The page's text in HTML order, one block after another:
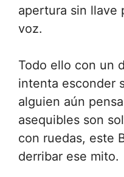
apertura sin llave
voz.
Todo ello con un
intenta esconder
alguien aún
asequibles son
con ruedas, este
derribar ese mito.